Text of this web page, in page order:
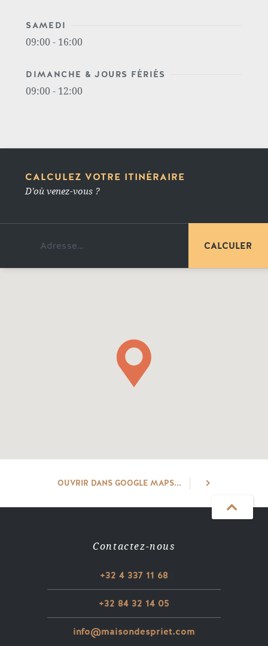
SAMEDI
09:00 - 16:00
DIMANCHE & JOURS FÉRIÉS
09:00 - 12:00
CALCULEZ VOTRE ITINÉRAIRE
D'où venez-vous ?
OUVRIR DANS GOOGLE MAPS...
OUVRIR DANS GOOGLE MAPS...
Contactez-nous
+32 4 337 11 68
+32 84 32 14 05
info@maisondespriet.com